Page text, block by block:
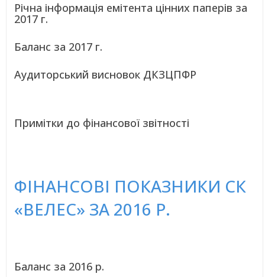
Річна інформація емітента цінних паперів за
2017 г.
Баланс за 2017 г.
Аудиторський висновок ДКЗЦПФР
Примітки до фінансової звітності
ФІНАНСОВІ ПОКАЗНИКИ СК
«ВЕЛЕС» ЗА 2016 Р.
Баланс за 2016 р.